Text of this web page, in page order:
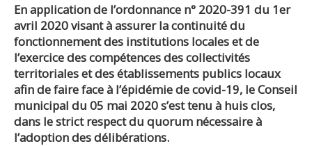
En application de l’ordonnance n° 2020-391 du 1er
avril 2020 visant à assurer la continuité du
fonctionnement des institutions locales et de
l’exercice des compétences des collectivités
territoriales et des établissements publics locaux
afin de faire face à l’épidémie de covid-19, le Conseil
municipal du 05 mai 2020 s’est tenu à huis clos,
dans le strict respect du quorum nécessaire à
l’adoption des délibérations.